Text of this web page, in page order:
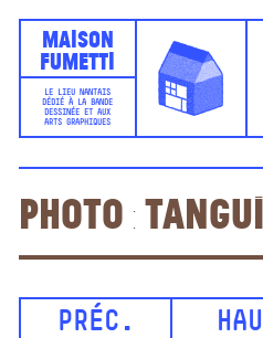
Maison
Fumetti
LE LIEU NANTAIS
DÉDIÉ À LA BANDE
DESSINÉE ET AUX
ARTS GRAPHIQUES
Photo :
PRÉC.